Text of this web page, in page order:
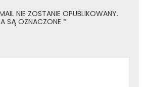
NIE ZOSTANIE OPUBLIKOWANY.
SĄ OZNACZONE *